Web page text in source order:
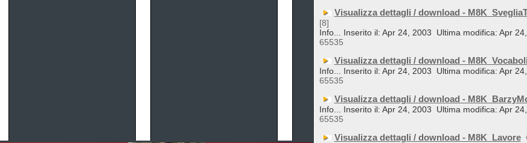
Visualizza dettagli / download -
[8]
Info... Inserito il: Apr 24, 2003
Ultima modifica: Apr
65535
Visualizza dettagli / download -
Info... Inserito il: Apr 24, 2003
Ultima modifica: Apr
65535
Visualizza dettagli / download -
Info... Inserito il: Apr 24, 2003
Ultima modifica: Apr
65535
Visualizza dettagli / download - M8K_Lavore